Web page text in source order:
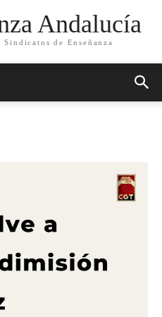
Andalucía
de Enseñanza